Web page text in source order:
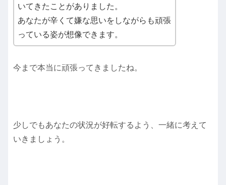
いてきたことがありました。
あなたが辛くて嫌な思いをしながらも頑張
っている姿が想像できます。
今まで本当に頑張ってきましたね。
少しでもあなたの状況が好転するよう、一緒に考えて
いきましょう。